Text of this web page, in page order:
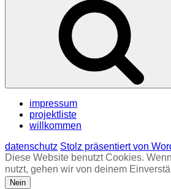
impressum
projektliste
willkommen
datenschutz Stolz präsentiert von
Diese Website benutzt Cookies.
nutzt, gehen wir von deinem
Nein